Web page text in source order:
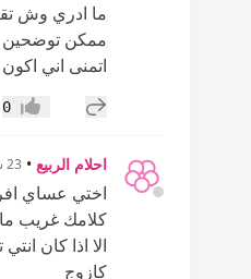
ما ادري وش
ممكن
اتمنى اني
إضافة رد جديد
إعجاب0
احلام الربيع • 23 سنة
اختي عساي
كلامك غريب
الا اذا كان
كازوج